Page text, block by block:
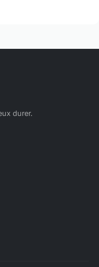
durer.